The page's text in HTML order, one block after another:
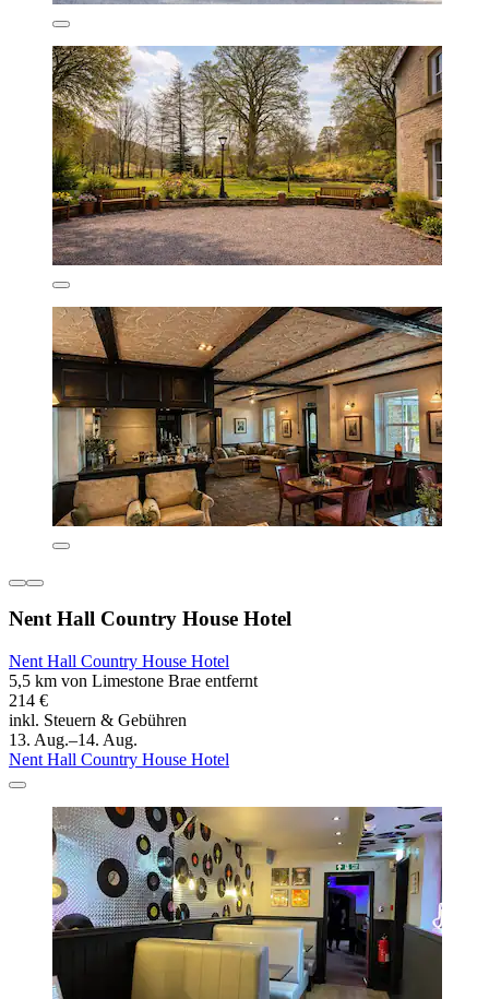
Nent Hall Country House Hotel
Nent Hall Country House Hotel
5,5 km von Limestone Brae entfernt
214 €
inkl. Steuern & Gebühren
13. Aug.–14. Aug.
Nent Hall Country House Hotel